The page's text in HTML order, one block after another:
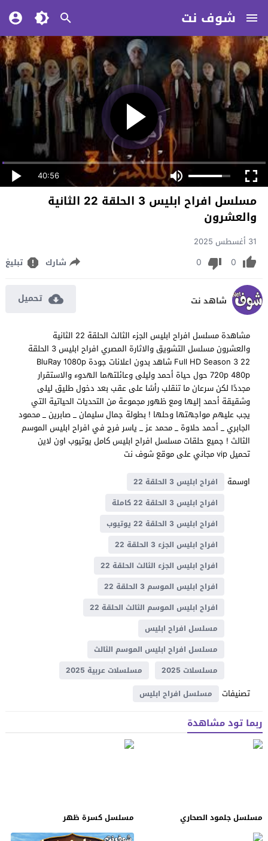
شوف نت
40:56
مسلسل افراح ابليس 3 الحلقة 22 الثانية
والعشرون
31 أغسطس 2025
0
0 شارك تبليغ
شاهد نت تحميل
مشاهدة مسلسل افراح ابليس الجزء الثالث الحلقة 22 الثانية
والعشرون مسلسل التشويق والاثارة المصري افراح ابليس 3 الحلقة
22 Full HD Season 3 شاهد بدون اعلانات جودة BluRay 1080p
720p 480p حول حياة أحمد وليلى وعائلتهما الهدوء والاستقرار
مجددًا لكن سرعان ما تنقلب رأسًا على عقب بعد دخول طليق ليلى
وشقيقة أحمد إليها ومع ظهور مجموعة من التحديات الحياتية التي
يجب عليهم مواجهتها وحلها ! بطولة جمال سليمان _ صابرين _ محمود
الجابري _ أحمد حلاوة _ محمد عز _ ياسر فرج في افراح ابليس الموسم
الثالث ! جميع حلقات مسلسل افراح ابليس كامل يوتيوب اون لاين
تحميل vip مجاني على موقع شوف نت
اوسمة
افراح ابليس 3 الحلقة 22
افراح ابليس 3 الحلقة 22 كاملة
افراح ابليس 3 الحلقة 22 يوتيوب
افراح ابليس الجزء 3 الحلقة 22
افراح ابليس الجزء الثالث الحلقة 22
افراح ابليس الموسم 3 الحلقة 22
افراح ابليس الموسم الثالث الحلقة 22
مسلسل افراح ابليس
مسلسل افراح ابليس الموسم الثالث
مسلسلات 2025
مسلسلات عربية 2025
تصنيفات مسلسل افراح ابليس
ربما تود مشاهدة
مسلسل جلمود الصحاري مسلسل كسرة ظهر